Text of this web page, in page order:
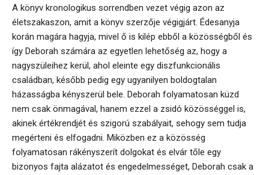
A könyv kronologikus sorrendben vezet végig azon az
életszakaszon, amit a könyv szerzője végigjárt. Édesanyja
korán magára hagyja, mivel ő is kilép ebből a közösségből és
így Deborah számára az egyetlen lehetőség az, hogy a
nagyszüleihez kerül, ahol eleinte egy diszfunkcionális
családban, később pedig egy ugyanilyen boldogtalan
házasságba kényszerül bele. Deborah folyamatosan küzd
nem csak önmagával, hanem ezzel a zsidó közösséggel is,
akinek értékrendjét és szigorú szabályait, sehogy sem tudja
megérteni és elfogadni. Miközben ez a közösség
folyamatosan rákényszerít dolgokat és elvár tőle egy
bizonyos fajta alázatot és engedelmességet, Deborah csak a